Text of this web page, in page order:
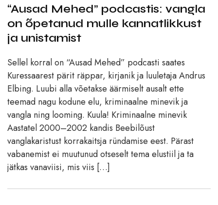
“Ausad Mehed” podcastis: vangla
on õpetanud mulle kannatlikkust
ja unistamist
Sellel korral on “Ausad Mehed” podcasti saates
Kuressaarest pärit räppar, kirjanik ja luuletaja Andrus
Elbing. Luubi alla võetakse äärmiselt ausalt ette
teemad nagu kodune elu, kriminaalne minevik ja
vangla ning looming. Kuula! Kriminaalne minevik
Aastatel 2000–2002 kandis Beebilõust
vanglakaristust korrakaitsja ründamise eest. Pärast
vabanemist ei muutunud otseselt tema elustiil ja ta
jätkas vanaviisi, mis viis […]